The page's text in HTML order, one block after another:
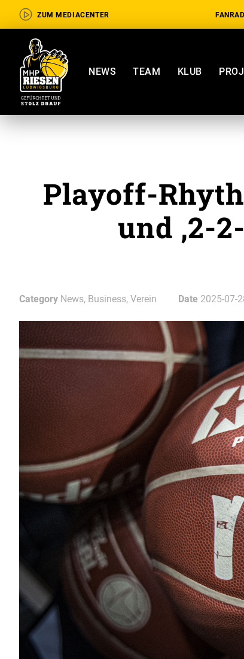
ZUM MEDIACENTER
NEWS TEAM KLUB
Playoff-
und ‚2-
Category News, Business, Verein Date 2025-07-